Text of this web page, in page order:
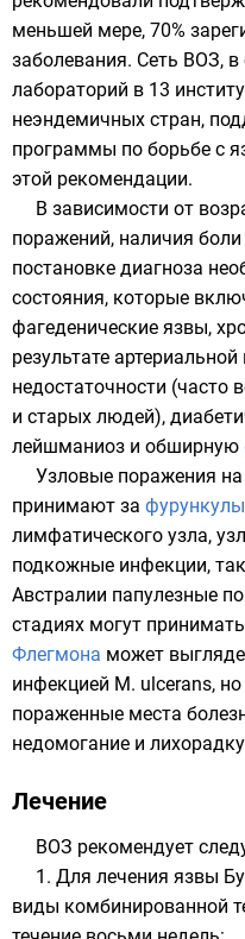
меньшей мере, 70%
заболевания. Сеть ВОЗ, в
лабораторий в 13
неэндемичных стран,
программы по борьбе с
этой рекомендации.
В зависимости от
поражений, наличия
постановке диагноза
состояния, которые
фагеденические язвы,
результате
недостаточности
и старых людей),
лейшманиоз и обширную
Узловые поражения
принимают за фурункулы
лимфатического узла,
подкожные инфекции,
Австралии папулезные
стадиях могут
Флегмона может
инфекцией M. ulcerans,
пораженные места
недомогание и
Лечение
ВОЗ рекомендует
1. Для лечения язвы
виды комбинированной